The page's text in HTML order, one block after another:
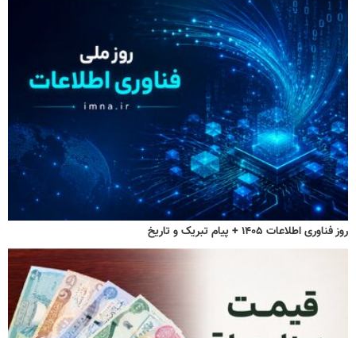
روز فناوری اطلاعات ۱۴۰۵ + پیام تبریک و تاریخ